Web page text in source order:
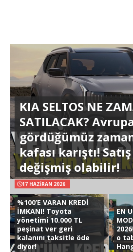
KIA SELTOS NE
SATILACAK?
gördüğümüz
kafası karıştı!
değişmiş olabilir!
17 HAZIRAN 2026
%100’E VARAN KREDİ
İMKANI! Toyota
yönetimi 10.000 TL
peşinat ver geri
kalanını taksitle öde
diyor!
EN
o